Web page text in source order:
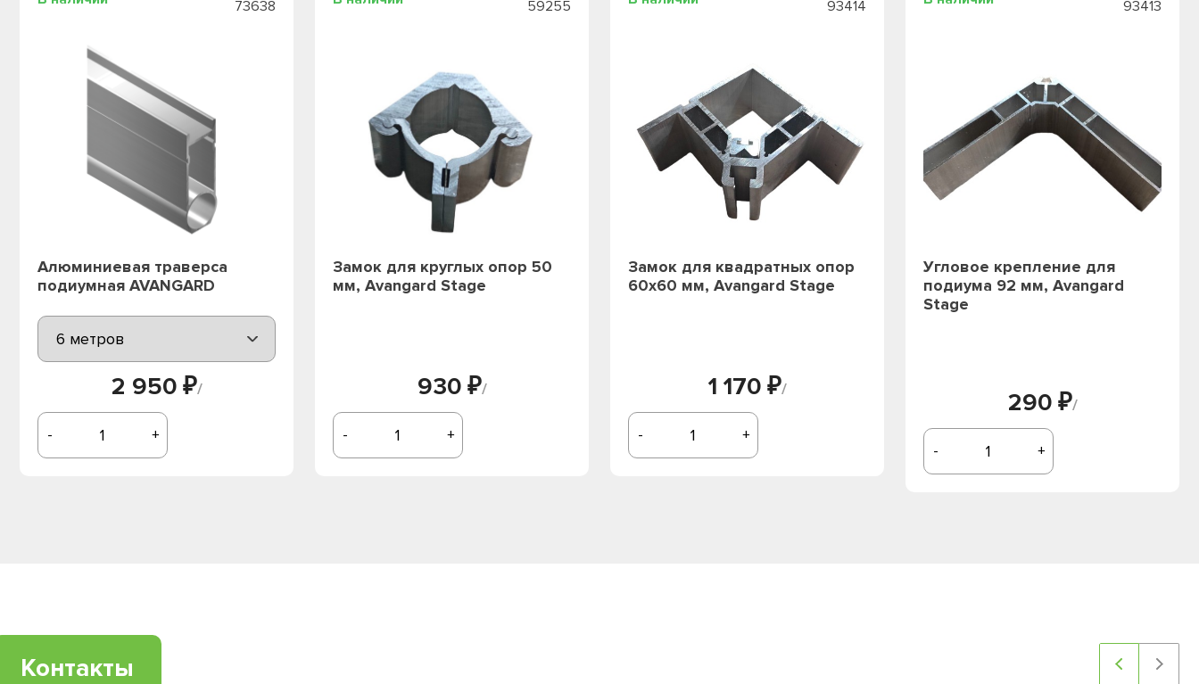
73638
Алюминиевая траверса
подиумная AVANGARD
2 950 ₽/
- +
59255
Замок для круглых опор 50
мм, Avangard Stage
930 ₽/
- +
93414
Замок для квадратных опор
60х60 мм, Avangard Stage
1 170 ₽/
- +
93413
Угловое крепление для
подиума 92 мм, Avangard
Stage
290 ₽/
- +
Контакты